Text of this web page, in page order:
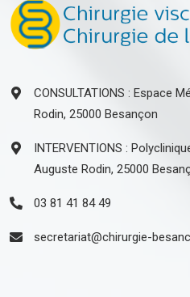
CONSULTATIONS : Espace
Rodin, 25000 Besançon
INTERVENTIONS :
Auguste Rodin, 25000
03 81 41 84 49
secretariat@chirurgie-